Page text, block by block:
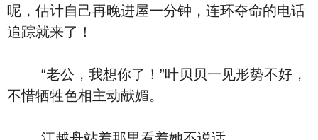
呢，估计自己再晚进屋一分钟，连环夺命的电话
追踪就来了！
“老公，我想你了！”叶贝贝一见形势不好，
不惜牺牲色相主动献媚。